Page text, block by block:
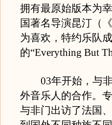
拥有最原始版本为
国著名导演昆汀（
为喜欢，特约乐队
的“Everything But
03年开始，与非
外音乐人的合作。
与非门出访了法国